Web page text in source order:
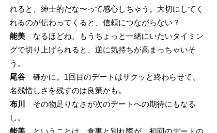
れると、紳士的だな〜って感心しちゃう。大切にしてく
れるのが伝わってくると、信頼につながらない？
能美 なるほどね。もうちょっと一緒にいたいタイミン
グで切り上げられると、逆に気持ちが高まっちゃいそ
う。
尾谷 確かに。1回目のデートはサクッと終わらせて、
名残惜しさを残すのは良策かも。
布川
その物足りなさが次のデートへの期待にもなる
し。
能美 ということは、食事と別れ際が、初回のデートの